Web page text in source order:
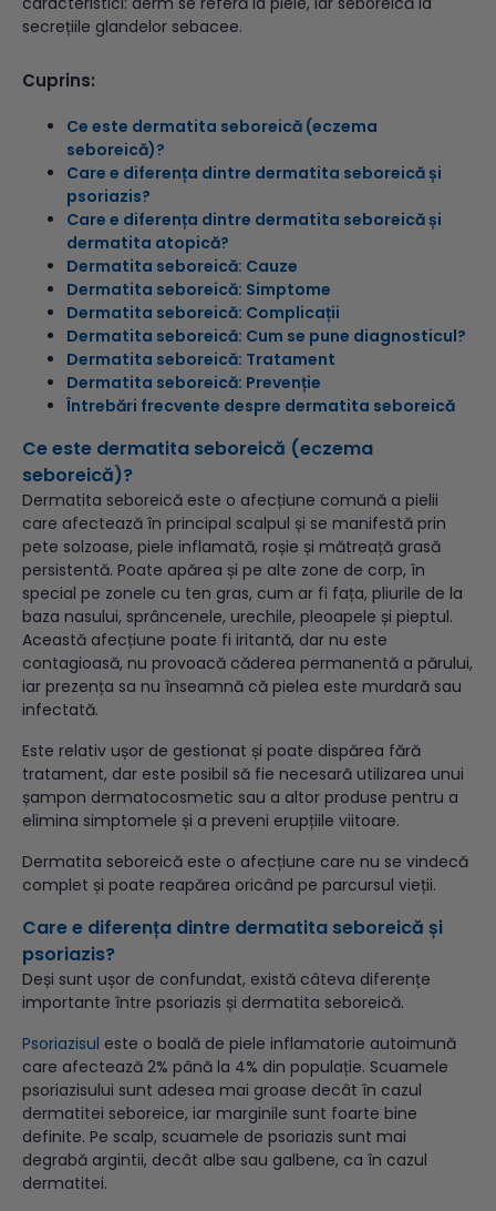
secrețiile glandelor sebacee.
Cuprins:
Ce este dermatita seboreică (eczema
seboreică)?
Care e diferența dintre dermatita seboreică și
psoriazis?
Care e diferența dintre dermatita seboreică și
dermatita atopică?
Dermatita seboreică: Cauze
Dermatita seboreică: Simptome
Dermatita seboreică: Complicații
Dermatita seboreică: Cum se pune diagnosticul?
Dermatita seboreică: Tratament
Dermatita seboreică: Prevenție
Întrebări frecvente despre dermatita seboreică
Ce este dermatita seboreică (eczema
seboreică)?
Dermatita seboreică este o afecțiune comună a pielii
care afectează în principal scalpul și se manifestă prin
pete solzoase, piele inflamată, roșie și mătreață grasă
persistentă. Poate apărea și pe alte zone de corp, în
special pe zonele cu ten gras, cum ar fi fața, pliurile de la
baza nasului, sprâncenele, urechile, pleoapele și pieptul.
Această afecțiune poate fi iritantă, dar nu este
contagioasă, nu provoacă căderea permanentă a părului,
iar prezența sa nu înseamnă că pielea este murdară sau
infectată.
Este relativ ușor de gestionat și poate dispărea fără
tratament, dar este posibil să fie necesară utilizarea unui
șampon dermatocosmetic sau a altor produse pentru a
elimina simptomele și a preveni erupțiile viitoare.
Dermatita seboreică este o afecțiune care nu se vindecă
complet și poate reapărea oricând pe parcursul vieții.
Care e diferența dintre dermatita seboreică și
psoriazis?
Deși sunt ușor de confundat, există câteva diferențe
importante între psoriazis și dermatita seboreică.
Psoriazisul este o boală de piele inflamatorie autoimună
care afectează 2% până la 4% din populație. Scuamele
psoriazisului sunt adesea mai groase decât în cazul
dermatitei seboreice, iar marginile sunt foarte bine
definite. Pe scalp, scuamele de psoriazis sunt mai
degrabă argintii, decât albe sau galbene, ca în cazul
dermatitei.